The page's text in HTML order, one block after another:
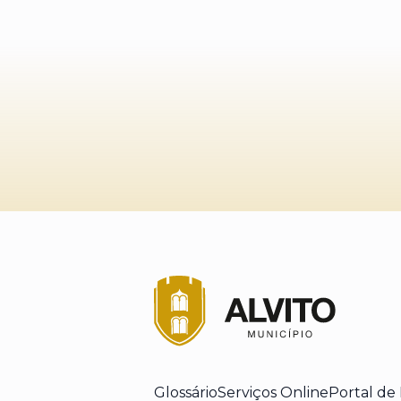
GlossárioServiços Online Portal de